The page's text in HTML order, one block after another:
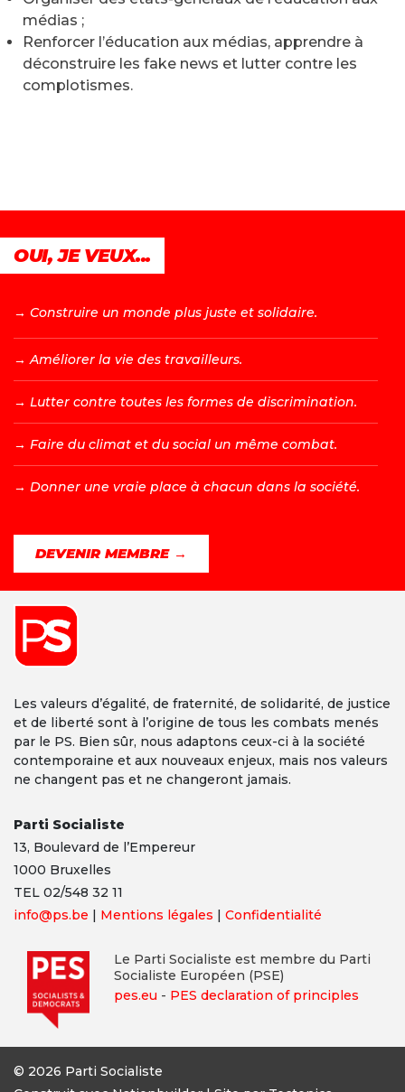
médias ;
Renforcer l’éducation aux médias, apprendre à
déconstruire les fake news et lutter contre les
complotismes.
Les valeurs d’égalité, de fraternité, de solidarité, de justice
et de liberté sont à l’origine de tous les combats menés
par le PS. Bien sûr, nous adaptons ceux-ci à la société
contemporaine et aux nouveaux enjeux, mais nos valeurs
ne changent pas et ne changeront jamais.
Parti Socialiste
13, Boulevard de l’Empereur
1000 Bruxelles
TEL 02/548 32 11
info@ps.be | Mentions légales | Confidentialité
Le Parti Socialiste est membre du Parti
Socialiste Européen (PSE)
pes.eu - PES declaration of principles
OUI, JE VEUX...
→ Construire un monde plus juste et solidaire.
→ Améliorer la vie des travailleurs.
→ Lutter contre toutes les formes de discrimination.
→ Faire du climat et du social un même combat.
→ Donner une vraie place à chacun dans la société.
DEVENIR MEMBRE →
© 2026 Parti Socialiste